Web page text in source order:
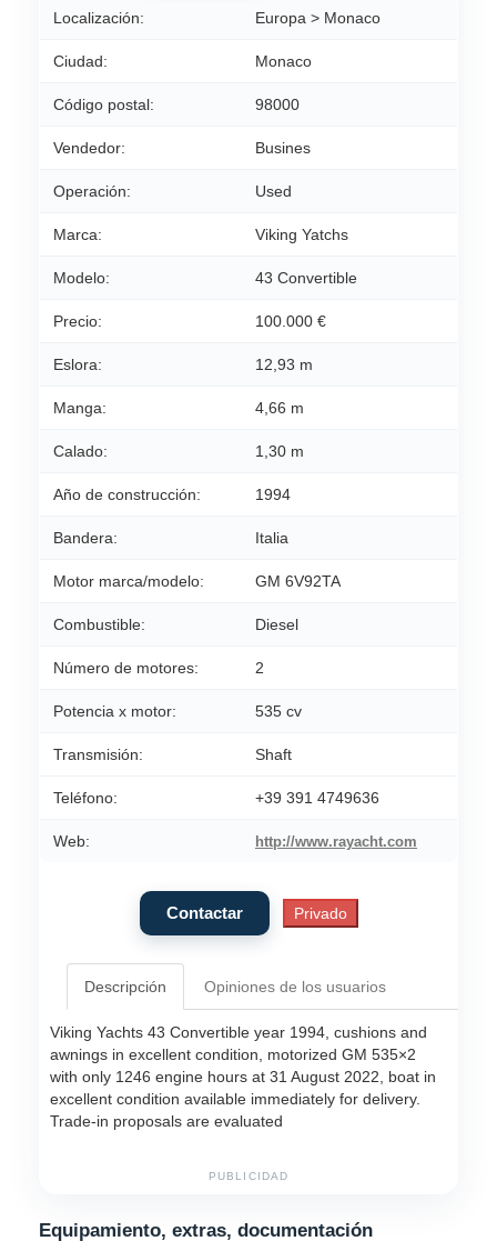
Localización: Europa > Monaco
Ciudad: Monaco
Código postal: 98000
Vendedor: Busines
Operación: Used
Marca: Viking Yatchs
Modelo: 43 Convertible
Precio: 100.000 €
Eslora: 12,93 m
Manga: 4,66 m
Calado: 1,30 m
Año de construcción: 1994
Bandera: Italia
Motor marca/modelo: GM 6V92TA
Combustible: Diesel
Número de motores: 2
Potencia x motor: 535 cv
Transmisión: Shaft
Teléfono: +39 391 4749636
Web: http://www.rayacht.com
Descripción Opiniones de los usuarios
Viking Yachts 43 Convertible year 1994, cushions and
awnings in excellent condition, motorized GM 535×2
with only 1246 engine hours at 31 August 2022, boat in
excellent condition available immediately for delivery.
Trade-in proposals are evaluated
PUBLICIDAD
Equipamiento, extras, documentación